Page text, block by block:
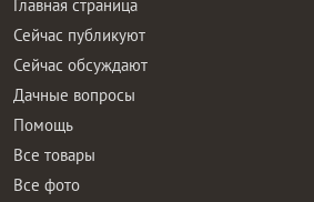
Главная страница
Сейчас публикуют
Сейчас обсуждают
Дачные вопросы
Помощь
Все товары
Все фото